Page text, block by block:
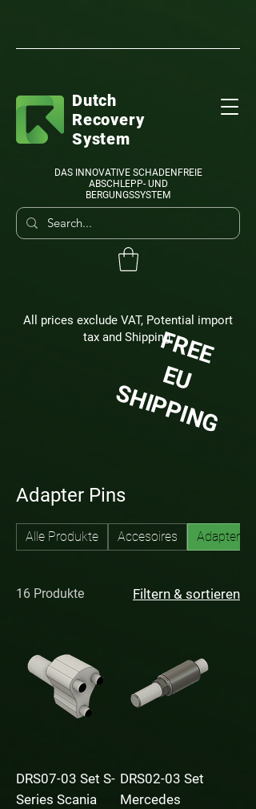
DAS INNOVATIVE SCHADENFREIE
ABSCHLEPP- UND
BERGUNGSSYSTEM
Dutch
Recovery
System
All prices exclude VAT, Potential import
tax and Shipping.FREE
EU
SHIPPING
Adapter Pins
Alle Produkte Accesoires Adapter
16 Produkte Filtern & sortieren
DRS07-03 Set S-
Series Scania
DRS02-03 Set
Mercedes